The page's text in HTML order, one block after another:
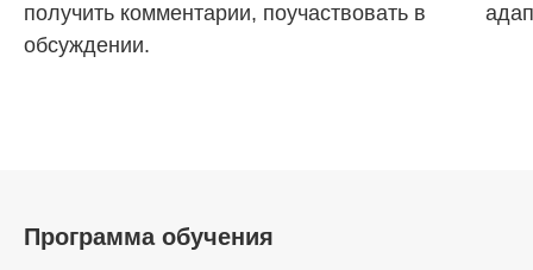
получить комментарии, поучаствовать в
обсуждении.
Программа обучения